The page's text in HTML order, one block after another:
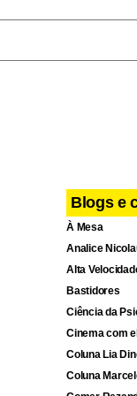
relevância
Blogs e
À Mesa
Analice
Alta
Bastidores
Ciência da
Cinema com
Coluna Lia
Coluna